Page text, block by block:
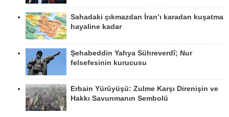
Sahadaki çıkmazdan İran’ı karadan kuşatma
hayaline kadar
Şehabeddin Yahya Sühreverdî; Nur
felsefesinin kurucusu
Erbain Yürüyüşü: Zulme Karşı Direnişin ve
Hakkı Savunmanın Sembolü